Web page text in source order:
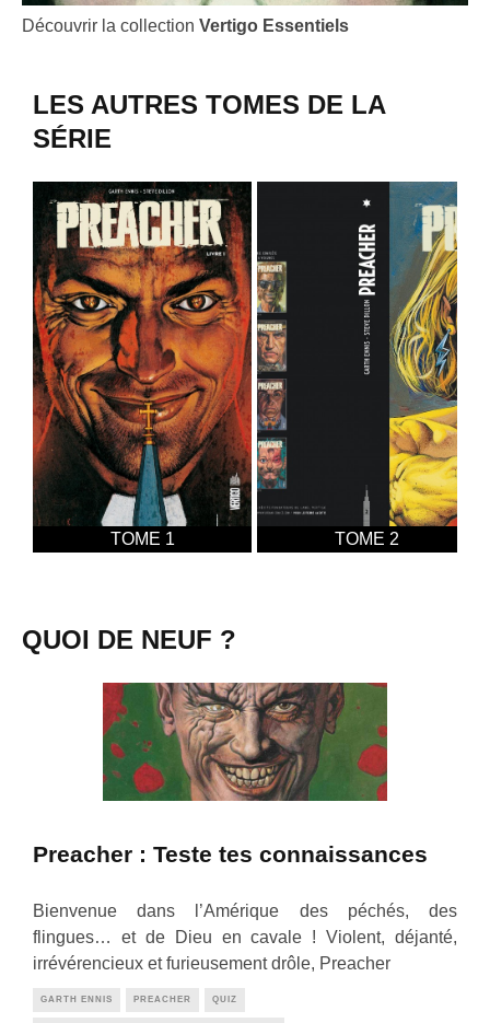
Découvrir la collection Vertigo Essentiels
LES AUTRES TOMES DE LA
SÉRIE
TOME 1 TOME 2
QUOI DE NEUF ?
Preacher : Teste tes connaissances
Bienvenue dans l’Amérique des péchés, des
flingues… et de Dieu en cavale ! Violent, déjanté,
irrévérencieux et furieusement drôle, Preacher
GARTH ENNIS PREACHER QUIZ